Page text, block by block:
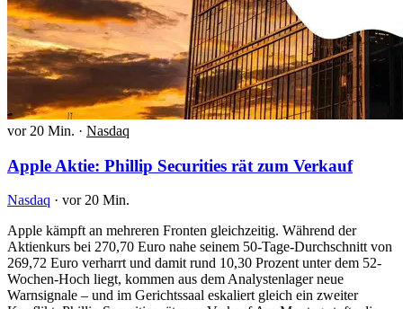
vor 20 Min. · Nasdaq
Apple Aktie: Phillip Securities rät zum Verkauf
Nasdaq · vor 20 Min.
Apple kämpft an mehreren Fronten gleichzeitig. Während der
Aktienkurs bei 270,70 Euro nahe seinem 50-Tage-Durchschnitt von
269,72 Euro verharrt und damit rund 10,30 Prozent unter dem 52-
Wochen-Hoch liegt, kommen aus dem Analystenlager neue
Warnsignale – und im Gerichtssaal eskaliert gleich ein zweiter